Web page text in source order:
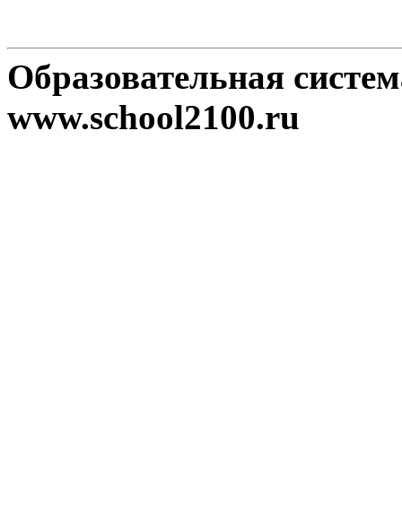
Образовательная
www.school2100.ru